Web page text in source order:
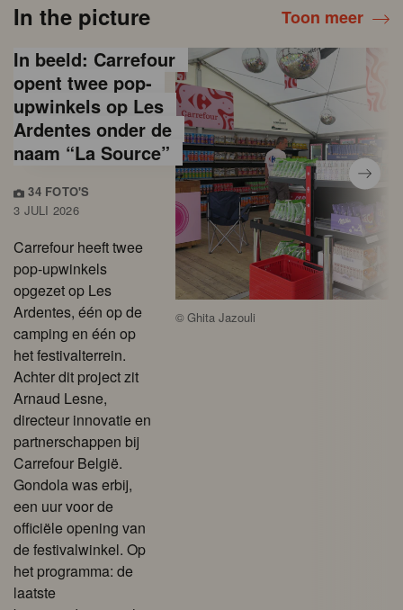
In the picture Toon meer
In beeld: Carrefour
opent twee pop-
upwinkels op Les
Ardentes onder de
naam “La Source”
34 FOTO'S
3 JULI 2026
Carrefour heeft twee
pop-upwinkels
opgezet op Les
Ardentes, één op de
camping en één op
het festivalterrein.
Achter dit project zit
Arnaud Lesne,
directeur innovatie en
partnerschappen bij
Carrefour België.
Gondola was erbij,
een uur voor de
officiële opening van
de festivalwinkel. Op
het programma: de
laatste
©Ghita Jazouli